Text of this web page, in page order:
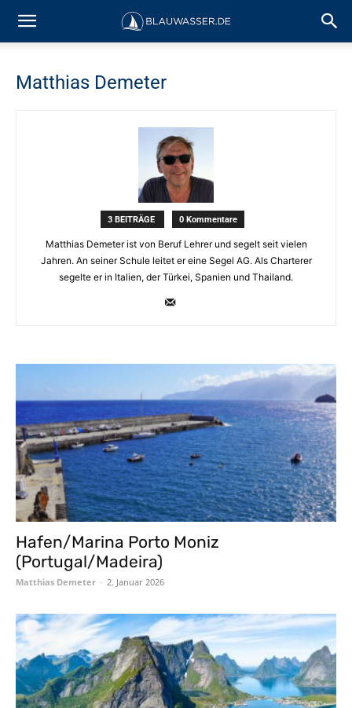
Matthias Demeter
3 BEITRÄGE 0 Kommentare
Matthias Demeter ist von Beruf Lehrer und segelt seit vielen
Jahren. An seiner Schule leitet er eine Segel AG. Als Charterer
segelte er in Italien, der Türkei, Spanien und Thailand.
Hafen/Marina Porto Moniz
(Portugal/Madeira)
Matthias Demeter - 2. Januar 2026